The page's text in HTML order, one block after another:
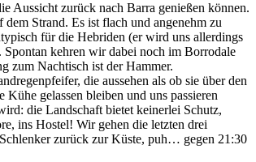
Aussicht zurück nach Barra genießen können.
Strand. Es ist flach und angenehm zu
für die Hebriden (er wird uns allerdings
kehren wir dabei noch im Borrodale
zum Nachtisch ist der Hammer.
die aussehen als ob sie über den
gelassen bleiben und uns passieren
die Landschaft bietet keinerlei Schutz,
ins Hostel! Wir gehen die letzten drei
zurück zur Küste, puh… gegen 21:30